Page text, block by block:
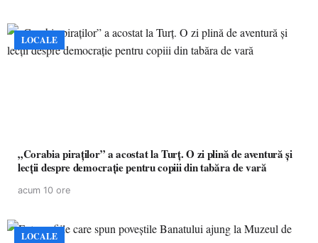
LOCALE
„Corabia piraților” a acostat la Turț. O zi plină de aventură și
lecții despre democrație pentru copiii din tabăra de vară
acum 10 ore
LOCALE